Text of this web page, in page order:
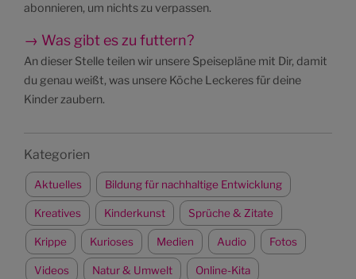
abonnieren, um nichts zu verpassen.
→ Was gibt es zu futtern?
An dieser Stelle teilen wir unsere Speisepläne mit Dir, damit
du genau weißt, was unsere Köche Leckeres für deine
Kinder zaubern.
Kategorien
Aktuelles Bildung für nachhaltige Entwicklung
Kreatives Kinderkunst Sprüche & Zitate
Krippe Kurioses Medien Audio Fotos
Videos Natur & Umwelt Online-Kita